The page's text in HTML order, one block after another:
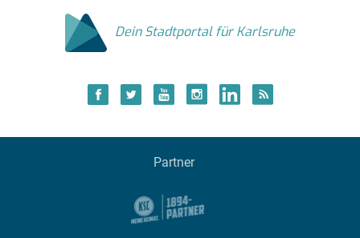
Dein Stadtportal für Karlsruhe
Partner